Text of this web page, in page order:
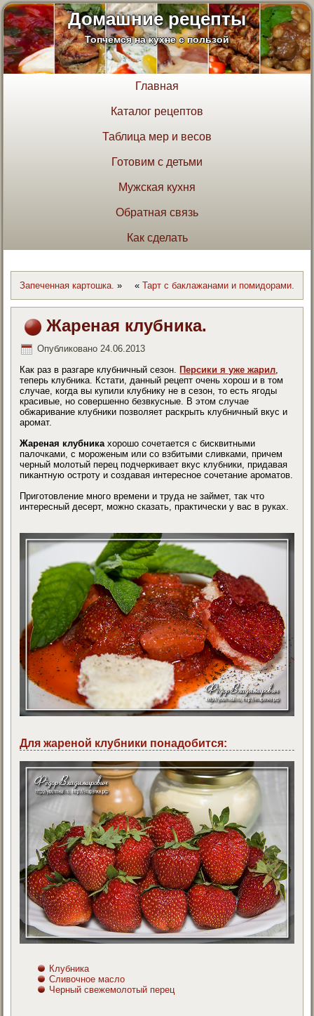
Домашние рецепты
Топчемся на кухне с пользой
Главная
Каталог рецептов
Таблица мер и весов
Готовим с детьми
Мужская кухня
Обратная связь
Как сделать
Запеченная картошка. » « Тарт с баклажанами и помидорами.
Жареная клубника.
Опубликовано 24.06.2013
Как раз в разгаре клубничный сезон. Персики я уже жарил,
теперь клубника. Кстати, данный рецепт очень хорош и в том
случае, когда вы купили клубнику не в сезон, то есть ягоды
красивые, но совершенно безвкусные. В этом случае
обжаривание клубники позволяет раскрыть клубничный вкус и
аромат.
Жареная клубникахорошо сочетается с бисквитными
палочками, с мороженым или со взбитыми сливками, причем
черный молотый перец подчеркивает вкус клубники, придавая
пикантную остроту и создавая интересное сочетание ароматов.
Приготовление много времени и труда не займет, так что
интересный десерт, можно сказать, практически у вас в руках.
Для жареной клубники понадобится:
Клубника
Сливочное масло
Черный свежемолотый перец